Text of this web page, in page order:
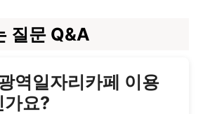
질문 Q&A
역일자리카페 이용
가요?